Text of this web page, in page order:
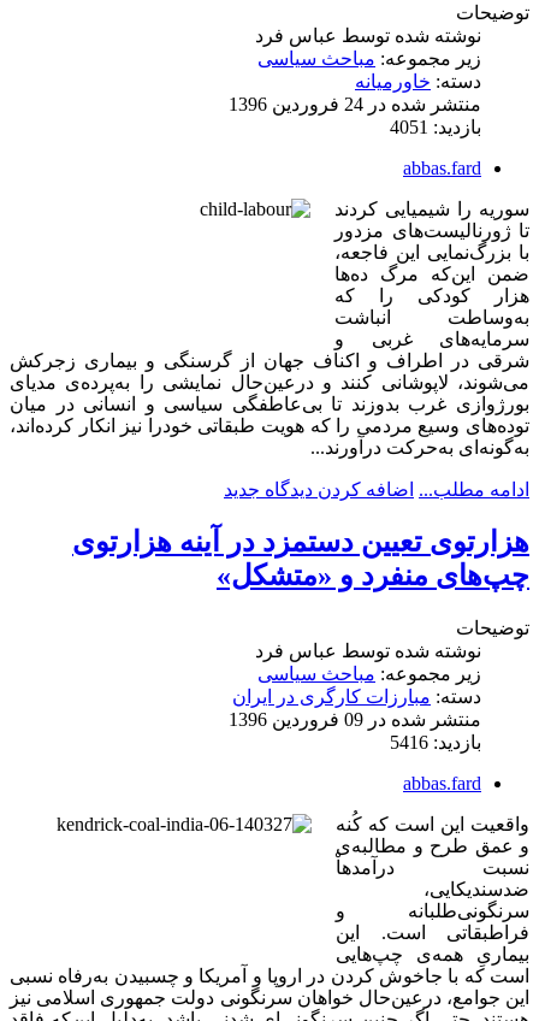
توضیحات
نوشته شده توسط عباس فرد
زیر مجموعه: مباحث سیاسی
دسته: خاورمیانه
منتشر شده در 24 فروردين 1396
بازدید: 4051
abbas.fard
سوریه را شیمیایی کردند
تا ژورنالیست‌های مزدور
با بزرگ‌نمایی این فاجعه،
ضمن این‌که مرگ ده‌ها
‌هزار کودکی را که
به‌وساطت انباشت
سرمایه‌های غربی و
شرقی در اطراف و اکناف جهان از گرسنگی و بیماری زجرکش
می‌شوند، لاپوشانی ‌کنند و درعین‌حال نمایشی را به‌پرده‌ی مدیای
بورژوازی غرب بدوزند تا بی‌عاطفگی سیاسی و انسانی در میان
توده‌های وسیع مردمی را که هویت طبقاتی خودرا نیز انکار کرده‌اند،
به‌‌گونه‌ای به‌حرکت درآورند...
ادامه مطلب... اضافه کردن دیدگاه جدید
هزارتوی تعیین دستمزد در آینه هزارتوی
چپ‌‌های منفرد و «متشکل»
توضیحات
نوشته شده توسط عباس فرد
زیر مجموعه: مباحث سیاسی
دسته: مبارزات کارگری در ایران
منتشر شده در 09 فروردين 1396
بازدید: 5416
abbas.fard
واقعیت این است که کُنه
و عمق طرح و مطالبه‌ی
نسبت درآمدهاْ
ضدسندیکایی،
سرنگونی‌طلبانه‌ و
فراطبقاتی است. این
بیماریِ همه‌ی چپ‌هایی
است که با جاخوش کردن در اروپا و آمریکا و چسبیدن به‌رفاه نسبی
این جوامع، درعین‌حال خواهان سرنگونی دولت جمهوری اسلامی نیز